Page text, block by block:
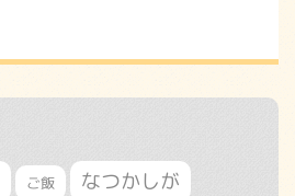
ご飯 なつかしが